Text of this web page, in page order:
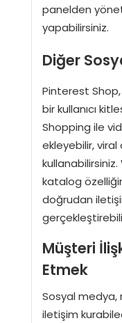
panelden
yapabilirsiniz.
Diğer
Pinterest
bir kullanıcı
Shopping ile
ekleyebilir,
katalog
doğrudan
Müşteri
Etmek
Sosyal medya,
iletişim